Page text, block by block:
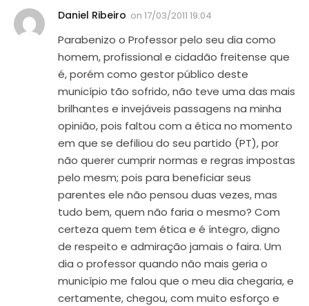
Daniel Ribeiro on 17/03/2011 19:04
Parabenizo o Professor pelo seu dia como
homem, profissional e cidadão freitense que
é, porém como gestor público deste
município tão sofrido, não teve uma das mais
brilhantes e invejáveis passagens na minha
opinião, pois faltou com a ética no momento
em que se defiliou do seu partido (PT), por
não querer cumprir normas e regras impostas
pelo mesm; pois para beneficiar seus
parentes ele não pensou duas vezes, mas
tudo bem, quem não faria o mesmo? Com
certeza quem tem ética e é íntegro, digno
de respeito e admiração jamais o faira. Um
dia o professor quando não mais geria o
município me falou que o meu dia chegaria, e
certamente, chegou, com muito esforço e